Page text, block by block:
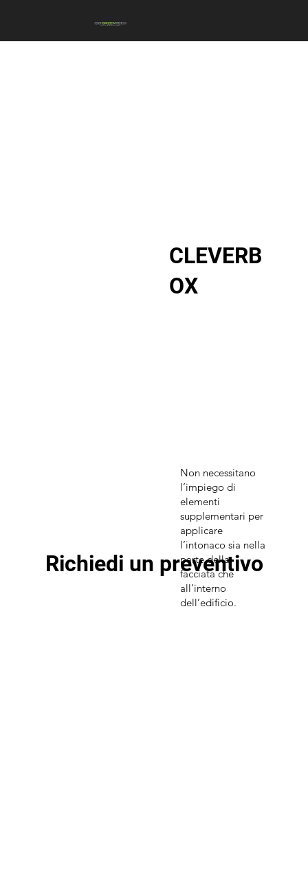
Richiedi un preventivo
CLEVERB
OX
Non necessitano
l’impiego di
elementi
supplementari per
applicare
l’intonaco sia nella
parte della
facciata che
all’interno
dell’edificio.